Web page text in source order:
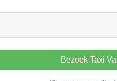
Bezoek Taxi